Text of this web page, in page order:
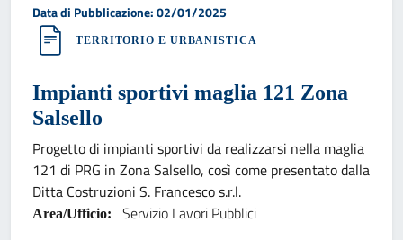
Data di pubblicazione:
Data di Pubblicazione: 02/01/2025
TERRITORIO E URBANISTICA
Impianti sportivi maglia 121 Zona
Salsello
Progetto di impianti sportivi da realizzarsi nella maglia
121 di PRG in Zona Salsello, così come presentato dalla
Ditta Costruzioni S. Francesco s.r.l.
Area/Ufficio: Servizio Lavori Pubblici